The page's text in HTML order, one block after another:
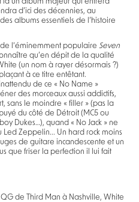
d’ici des décennies, au
albums essentiels de l’histoire
de l‘éminemment populaireSeven
qu’en dépit de la qualité
(un nom à rayer désormais ?)
à ce titre entêtant.
de ce « No Name »
des morceaux aussi addictifs,
sans le moindre « filler » (pas la
du côté de Détroit (MC5 ou
Dukes…), quand « No Jack » ne
Led Zeppelin... Un hard rock moins
de guitare incandescente et un
que friser la perfection il lui fait
de Third Man à Nashville, White